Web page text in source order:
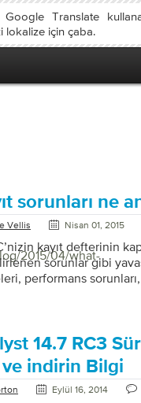
Translate
lokalize için çaba.
2015/04/what-
sorunları ne
Vellis Nisan 01, 2015
kayıt defterinin
sorunlar gibi
performans
tam uygulama yolunu
olması sağlar. Kayıt
yetim referanslar
Yolu onarım kayıt
14.7 RC3
indirin Bilgi
Eylül 16, 2014